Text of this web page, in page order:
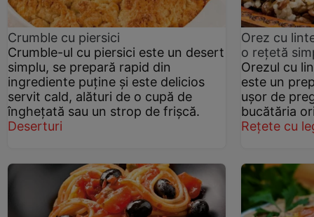
Crumble cu piersici
Crumble-ul cu piersici este un desert
simplu, se prepară rapid din
ingrediente puține și este delicios
servit cald, alături de o cupă de
înghețată sau un strop de frișcă.
Deserturi
Orez cu
o rețetă
Orezul cu
este un
ușor de
bucătăria
Rețete cu